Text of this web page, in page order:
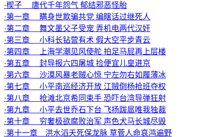
·楔子 唐代千年怨气 郁结邪恶怪胎
·第一章 瞒身世欺骗共党 编瞎话过继死人
·第二章 舞文墨父子受宠 弄机电两代汉奸
·第三章 小科长钻营有术 假大空平步青云
·第四章 上海学潮见风使舵 拍足马屁再上层楼
·第五章 封导报六四屠城 捡便宜儿皇进京
·第六章 沙漠风暴老贼心惊 宁左勿右如履薄冰
·第七章 小平南巡经济开放 江贼倒杨抢班夺权
·第八章 抢滩北京希同束手 恐吓台湾导弹狂射
·第九章 小平去世乔石下台 飞扬跋扈唯我独裁
·第十章 穷奢极欲腐败治军 声色犬马长城尽毁
·第十一章 洪水滔天死保龙脉 草菅人命哀鸿遍野